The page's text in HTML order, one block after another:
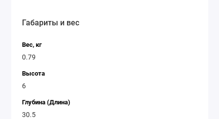
Габариты и вес
Вес, кг
0.79
Высота
6
Глубина (Длина)
30.5